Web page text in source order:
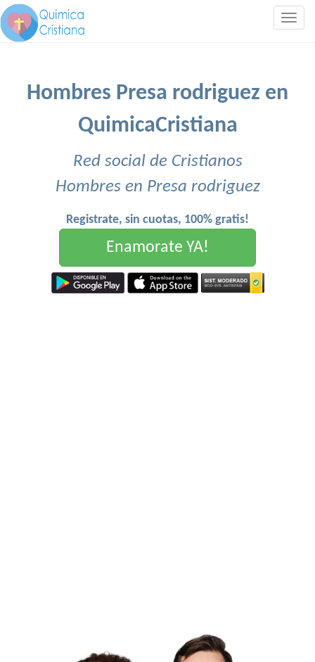
Hombres Presa rodriguez en
QuimicaCristiana
Red social de Cristianos
Hombres en Presa rodriguez
Registrate, sin cuotas, 100% gratis!
Enamorate YA!